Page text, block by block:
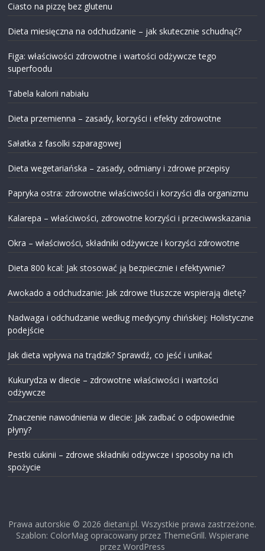
Ciasto na pizzę bez glutenu
Dieta miesięczna na odchudzanie – jak skutecznie schudnąć?
Figa: właściwości zdrowotne i wartości odżywcze tego
superfoodu
Tabela kalorii nabiału
Dieta przemienna – zasady, korzyści i efekty zdrowotne
Sałatka z fasolki szparagowej
Dieta wegetariańska – zasady, odmiany i zdrowe przepisy
Papryka ostra: zdrowotne właściwości i korzyści dla organizmu
Kalarepa – właściwości, zdrowotne korzyści i przeciwwskazania
Okra – właściwości, składniki odżywcze i korzyści zdrowotne
Dieta 800 kcal: Jak stosować ją bezpiecznie i efektywnie?
Awokado a odchudzanie: Jak zdrowe tłuszcze wspierają dietę?
Nadwaga i odchudzanie według medycyny chińskiej: Holistyczne
podejście
Jak dieta wpływa na trądzik? Sprawdź, co jeść i unikać
Kukurydza w diecie – zdrowotne właściwości i wartości
odżywcze
Znaczenie nawodnienia w diecie: Jak zadbać o odpowiednie
płyny?
Pestki cukinii – zdrowe składniki odżywcze i sposoby na ich
spożycie
Prawa autorskie © 2026 dietani.pl. Wszystkie prawa zastrzeżone.
Szablon: ColorMag opracowany przez ThemeGrill. Wspierane
przez WordPress